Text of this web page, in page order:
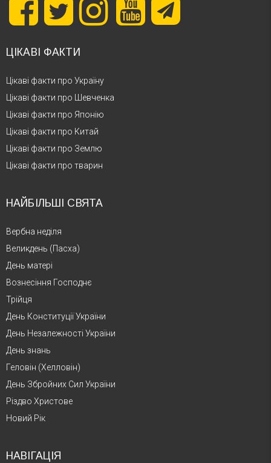
ЦІКАВІ ФАКТИ
Цікаві факти про Україну
Цікаві факти про Шевченка
Цікаві факти про Японію
Цікаві факти про Китай
Цікаві факти про Землю
Цікаві факти про тварин
НАЙБІЛЬШІ СВЯТА
Вербна неділя
Великдень (Пасха)
День матері
Вознесіння Господнє
Трійця
День Конституції України
День Незалежності України
День знань
Геловін (Хелловін)
День Збройних Сил України
Різдво Христове
Новий Рік
НАВІГАЦІЯ